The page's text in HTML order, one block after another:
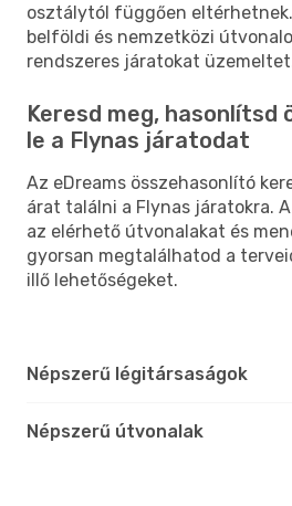
osztálytól függően
belföldi és nemzetközi
rendszeres járatokat
Keresd meg, hasonlítsd
le a Flynas járatodat
Az eDreams összehasonlító
árat találni a Flynas járatokra.
az elérhető útvonalakat és
gyorsan megtalálhatod a
illő lehetőségeket.
Népszerű légitársaságok
Népszerű útvonalak